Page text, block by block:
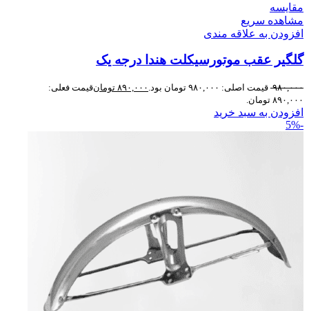
مقایسه
مشاهده سریع
افزودن به علاقه مندی
گلگیر عقب موتورسیکلت هندا درجه یک
۹۸۰,۰۰۰ قیمت اصلی: ۹۸۰,۰۰۰ تومان بود. ۸۹۰,۰۰۰ تومانقیمت فعلی:
۸۹۰,۰۰۰ تومان.
افزودن به سبد خرید
-5%